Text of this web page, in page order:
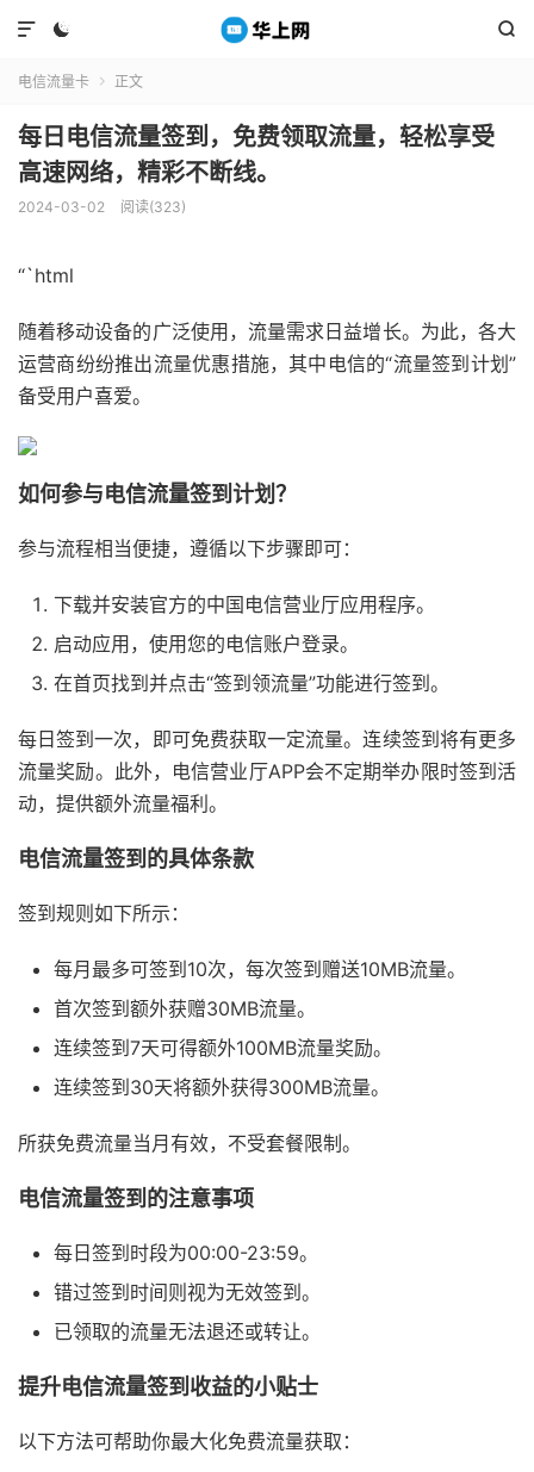
 

电信流量卡  正文
每日电信流量签到，免费领取流量，轻松享受
高速网络，精彩不断线。
2024-03-02 阅读(323)
“`html
随着移动设备的广泛使用，流量需求日益增长。为此，各大
运营商纷纷推出流量优惠措施，其中电信的“流量签到计划”
备受用户喜爱。
如何参与电信流量签到计划？
参与流程相当便捷，遵循以下步骤即可：
下载并安装官方的中国电信营业厅应用程序。
启动应用，使用您的电信账户登录。
在首页找到并点击“签到领流量”功能进行签到。
每日签到一次，即可免费获取一定流量。连续签到将有更多
流量奖励。此外，电信营业厅APP会不定期举办限时签到活
动，提供额外流量福利。
电信流量签到的具体条款
签到规则如下所示：
每月最多可签到10次，每次签到赠送10MB流量。
首次签到额外获赠30MB流量。
连续签到7天可得额外100MB流量奖励。
连续签到30天将额外获得300MB流量。
所获免费流量当月有效，不受套餐限制。
电信流量签到的注意事项
每日签到时段为00:00-23:59。
错过签到时间则视为无效签到。
已领取的流量无法退还或转让。
提升电信流量签到收益的小贴士
以下方法可帮助你最大化免费流量获取：